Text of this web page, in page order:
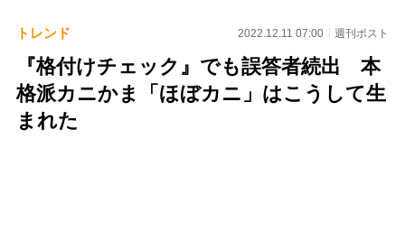
トレンド 2022.12.11 07:00 週刊ポスト
『格付けチェック』でも誤答者続出 本
格派カニかま「ほぼカニ」はこうして生
まれた